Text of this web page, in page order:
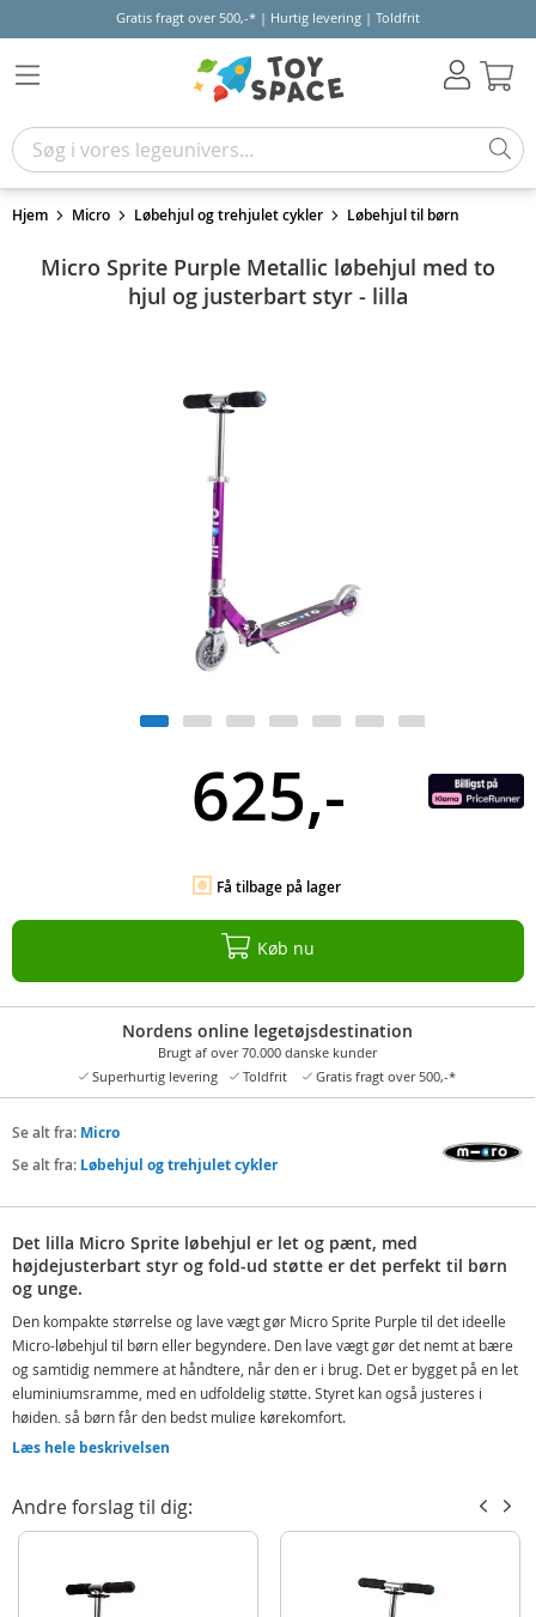
Gratis fragt over 500,-* | Hurtig levering | Toldfrit
Hjem Micro Løbehjul og trehjulet cykler Løbehjul til børn
Micro Sprite Purple Metallic løbehjul med to
hjul og justerbart styr - lilla
625,-
Få tilbage på lager
Køb nu
Nordens online legetøjsdestination
Brugt af over 70.000 danske kunder
Superhurtig levering
Toldfrit Gratis fragt over 500,-*
Se alt fra: Micro
Se alt fra: Løbehjul og trehjulet cykler
Det lilla Micro Sprite løbehjul er let og pænt, med
højdejusterbart styr og fold-ud støtte er det perfekt til børn
og unge.
Den kompakte størrelse og lave vægt gør Micro Sprite Purple til det ideelle
Micro-løbehjul til børn eller begyndere. Den lave vægt gør det nemt at bære
og samtidig nemmere at håndtere, når den er i brug. Det er bygget på en let
eluminiumsramme, med en udfoldelig støtte. Styret kan også justeres i
højden, så børn får den bedst mulige kørekomfort.
Med fold-ud støtte
Højdejusterbart styr: 65-93 cm
til skole- og fritidsaktiviteter, men også som en sjov aktivitet alene og
sammen med venner.
Læs hele beskrivelsen
Andre forslag til dig: